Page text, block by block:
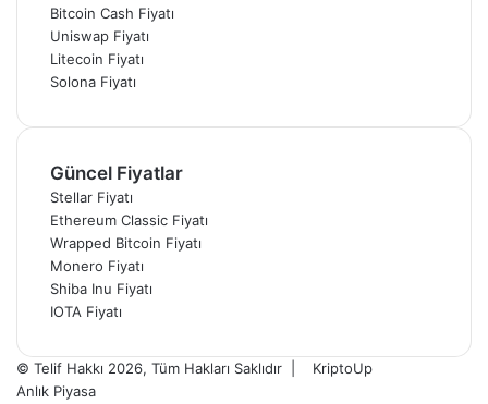
Bitcoin Cash Fiyatı
Uniswap Fiyatı
Litecoin Fiyatı
Solona Fiyatı
Güncel Fiyatlar
Stellar Fiyatı
Ethereum Classic Fiyatı
Wrapped Bitcoin Fiyatı
Monero Fiyatı
Shiba Inu Fiyatı
IOTA Fiyatı
© Telif Hakkı 2026, Tüm Hakları Saklıdır |
KriptoUp
Anlık Piyasa